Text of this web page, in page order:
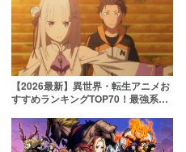
【2026最新】異世界・転生アニメお
すすめランキングTOP70！最強系か
羅